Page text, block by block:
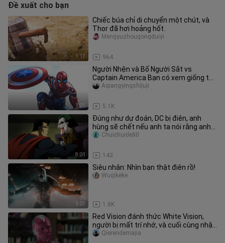
Đề xuất cho bạn
1:17
Chiếc búa chỉ di chuyển một chút, và
Thor đã hơi hoảng hốt.
964
Mengyuzhougongduiyi
1:01
Người Nhện và Bố Người Sắt vs
Captain America Bạn có xem giống tôi
không?
5.1K
Aqiangyingshijuji
8:01
Đúng như dự đoán, DC bị điên, anh
hùng sẽ chết nếu anh ta nói rằng anh
ta sẽ chết
143
Chuichuide80
2:07
Siêu nhân: Nhìn bạn thật điên rồ!
1.8K
Wuqikeke
Red Vision đánh thức White Vision,
người bị mất trí nhớ, và cuối cùng nhận
ra rằng anh ta là Vision
Qierendemajia